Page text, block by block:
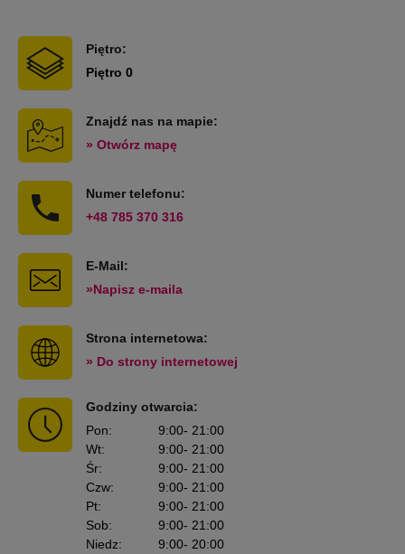
Piętro:
Piętro 0
Znajdź nas na mapie:
» Otwórz mapę
Numer telefonu:
+48 785 370 316
E-Mail:
»Napisz e-maila
Strona internetowa:
» Do strony internetowej
Godziny otwarcia:
Pon: 9:00- 21:00
Wt: 9:00- 21:00
Śr: 9:00- 21:00
Czw: 9:00- 21:00
Pt: 9:00- 21:00
Sob: 9:00- 21:00
Niedz: 9:00- 20:00